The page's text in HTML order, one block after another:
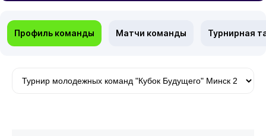
Профиль команды Матчи команды Турнирная